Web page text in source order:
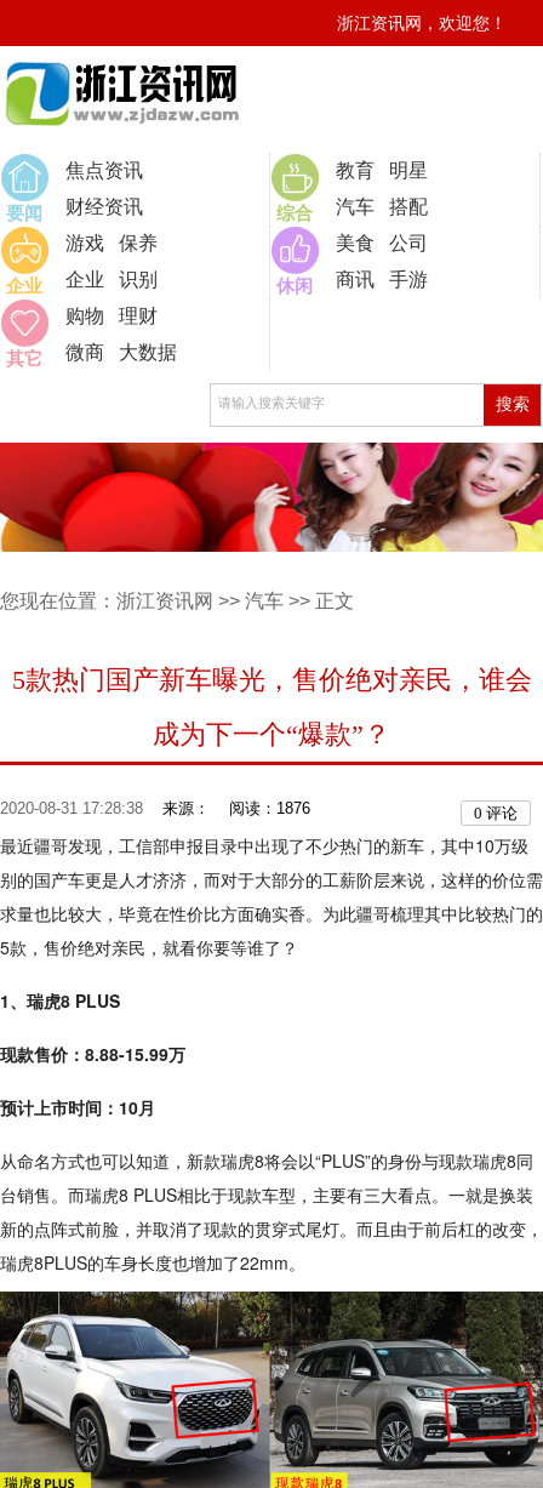
浙江资讯网，欢迎您！
要闻
焦点资讯
财经资讯
综合
教育
明星
汽车
搭配
企业
游戏
保养
企业
识别 休闲
美食
公司
商讯
手游
其它
购物
理财
微商
大数据
您现在位置： 浙江资讯网 >> 汽车 >> 正文
5款热门国产新车曝光，售价绝对亲民，谁会
成为下一个“爆款”？
2020-08-31 17:28:38 来源： 阅读：1876 0 评论
最近疆哥发现，工信部申报目录中出现了不少热门的新车，其中10万级
别的国产车更是人才济济，而对于大部分的工薪阶层来说，这样的价位需
求量也比较大，毕竟在性价比方面确实香。为此疆哥梳理其中比较热门的
5款，售价绝对亲民，就看你要等谁了？
1、瑞虎8 PLUS
现款售价：8.88-15.99万
预计上市时间：10月
从命名方式也可以知道，新款瑞虎8将会以“PLUS”的身份与现款瑞虎8同
台销售。而瑞虎8 PLUS相比于现款车型，主要有三大看点。一就是换装
新的点阵式前脸，并取消了现款的贯穿式尾灯。而且由于前后杠的改变，
瑞虎8PLUS的车身长度也增加了22mm。